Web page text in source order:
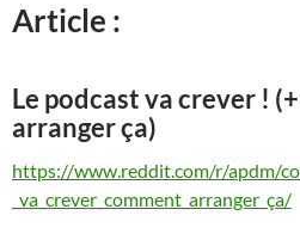
Article :
Le podcast va crever !
arranger ça)
https://www.reddit.com/r/apdm/
_va_crever_comment_arranger_ça/